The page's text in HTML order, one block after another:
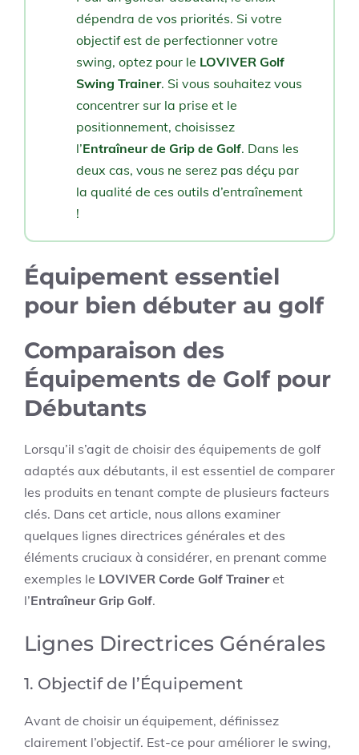
dépendra de vos priorités. Si votre
objectif est de perfectionner votre
swing, optez pour le LOVIVER Golf
Swing Trainer. Si vous souhaitez vous
concentrer sur la prise et le
positionnement, choisissez
l’Entraîneur de Grip de Golf. Dans les
deux cas, vous ne serez pas déçu par
la qualité de ces outils d’entraînement
!
Équipement essentiel
pour bien débuter au golf
Comparaison des
Équipements de Golf pour
Débutants
Lorsqu’il s’agit de choisir des équipements de golf
adaptés aux débutants, il est essentiel de comparer
les produits en tenant compte de plusieurs facteurs
clés. Dans cet article, nous allons examiner
quelques lignes directrices générales et des
éléments cruciaux à considérer, en prenant comme
exemples le LOVIVER Corde Golf Traineret
l’Entraîneur Grip Golf.
Lignes Directrices Générales
1. Objectif de l’Équipement
Avant de choisir un équipement, définissez
clairement l’objectif. Est-ce pour améliorer le swing,